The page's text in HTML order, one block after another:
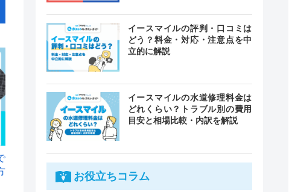
イースマイルの評判・口コミは
どう？料金・対応・注意点を中
立的に解説
イースマイルの水道修理料金は
どれくらい？トラブル別の費用
目安と相場比較・内訳を解説
お役立ちコラム